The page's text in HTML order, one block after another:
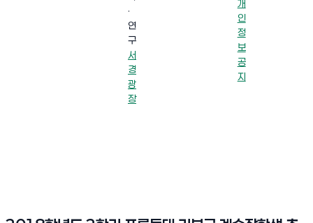
·
연
구
서
경
광
장
개
인
정
보
공
지